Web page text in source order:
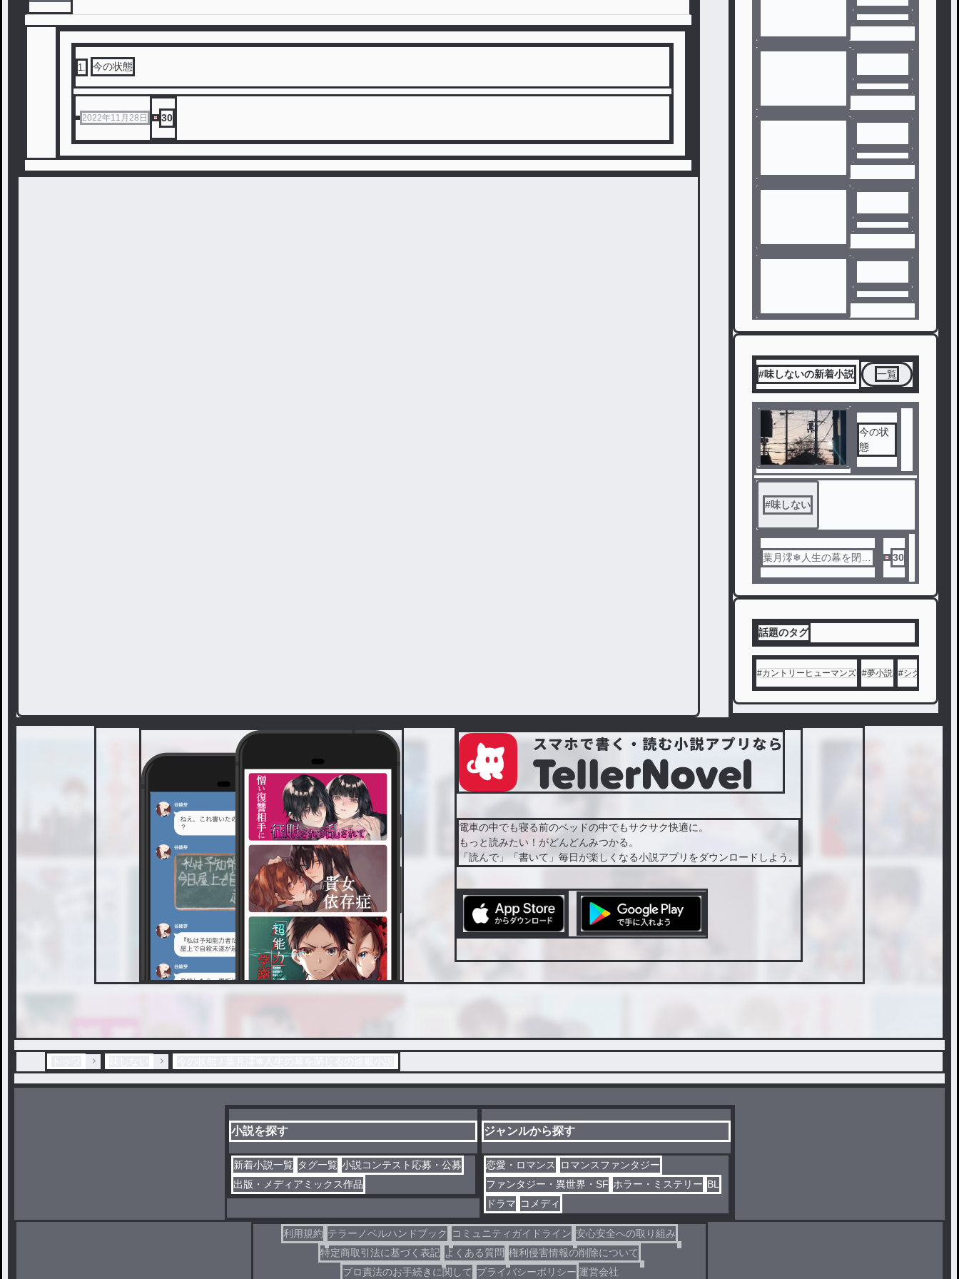
1 今の状態
2022年11月28日 30
#味しないの新着小説 一覧
今の状
態
#味しない
葉月澪❄人生の幕を閉じ
30
話題のタグ
#カントリーヒューマンズ #夢小説 #シクフォニ
電車の中でも寝る前のベッドの中でもサクサク快適に。
もっと読みたい！がどんどんみつかる。
「読んで」「書いて」毎日が楽しくなる小説アプリをダウンロードしよう。
小説を探す
新着小説一覧 タグ一覧 小説コンテスト応募・公募
出版・メディアミックス作品
ジャンルから探す
恋愛・ロマンス
ロマンスファンタジー
ファンタジー・異世界・SF ホラー・ミステリー BL
ドラマ コメディ
利用規約 テラーノベルハンドブック コミュニティガイドライン 安心安全への取り組み
特定商取引法に基づく表記 よくある質問 権利侵害情報の削除について
プロ責法のお手続きに関して プライバシーポリシー 運営会社